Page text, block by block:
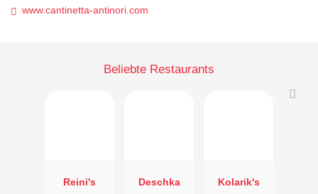
www.cantinetta-antinori.com
Beliebte Restaurants
Reini's
Deschka
Kolarik's